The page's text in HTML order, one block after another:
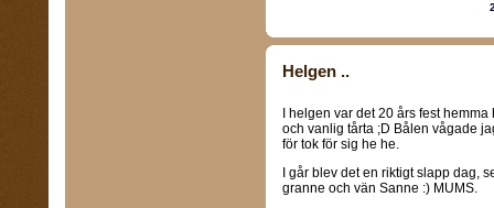
Helgen ..
I helgen var det 20 års fest
och vanlig tårta ;D Bålen vågade
för tok för sig he he.
I går blev det en riktigt slapp dag,
granne och vän Sanne :) MUMS.